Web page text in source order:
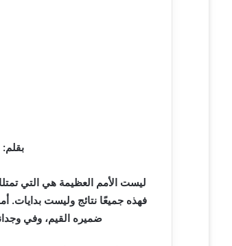
ليست الأمم العظيمة هي التي
فهذه جميعًا نتائج وليست بدايات.
ضميره القيم، وفي